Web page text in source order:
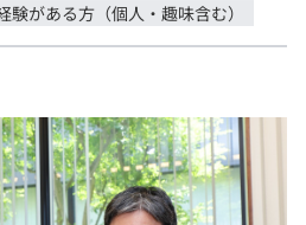
がある方（個人・趣味含む）